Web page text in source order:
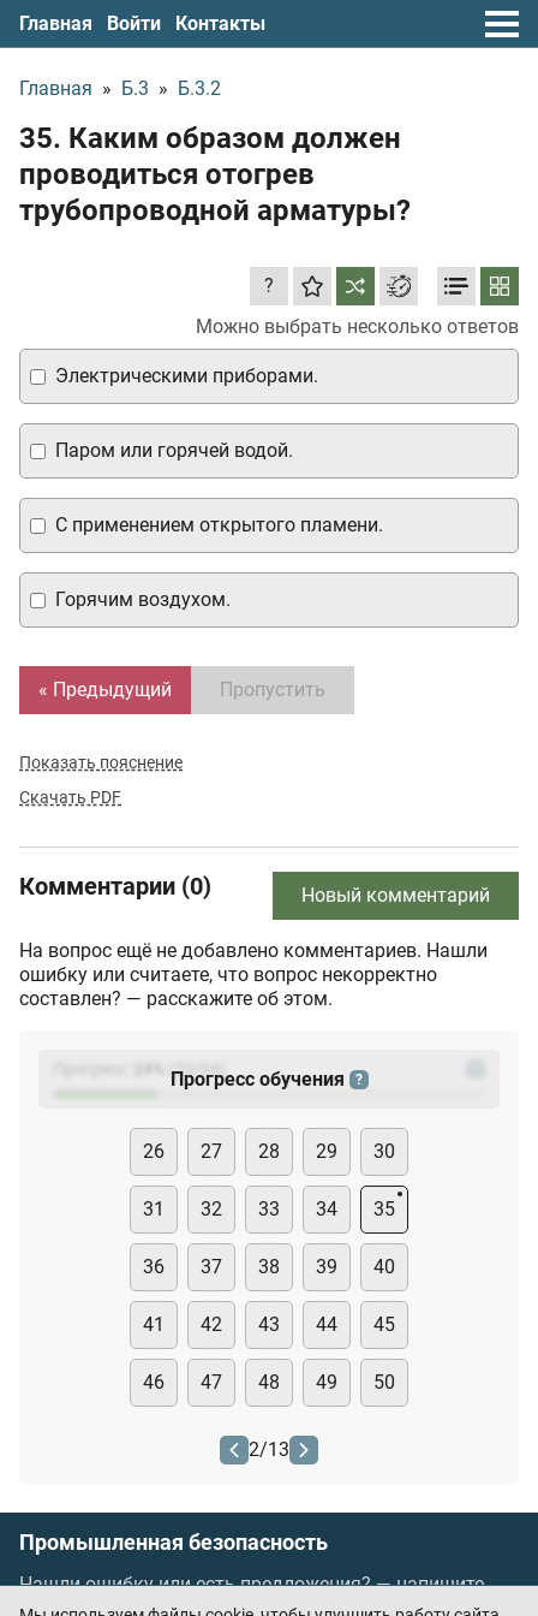
Главная Войти Контакты
Главная » Б.3 » Б.3.2
35. Каким образом должен
проводиться отогрев
трубопроводной арматуры?
Можно выбрать несколько ответов
?
Паром или горячей водой.
Электрическими приборами.
С применением открытого пламени.
Горячим воздухом.
« Предыдущий Пропустить
Показать пояснение
Скачать PDF
Комментарии (0) Новый комментарий
На вопрос ещё не добавлено комментариев. Нашли
ошибку или считаете, что вопрос некорректно
составлен? — расскажите об этом.
(23
Прогресс обучения ?
26 27 28 29 30
31 32 33 34 35
36 37 38 39 40
41 42 43 44 45
46 47 48 49 50
2/13
Промышленная безопасность
Нашли ошибку или есть предложения? —напишите
нам